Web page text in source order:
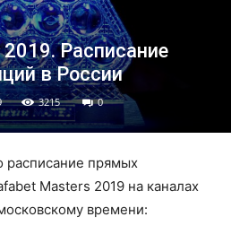
Расписание
в России
3215 0
расписание прямых
Masters 2019 на каналах
времени: